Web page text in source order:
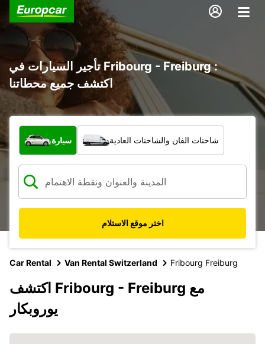
تأجير السيارات في Fribourg - Freiburg :
اكتشف جميع محطاتنا
ما نوع المركبة؟
سيارة شاحنات الفان والشاحنات العادية
اختر موقع الاستلام
Car Rental Van Rental Switzerland Fribourg Freiburg
اكتشف Fribourg - Freiburg مع
يوروبكار